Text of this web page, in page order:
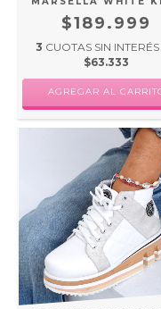
$189.999
3 CUOTAS SIN
$63.333
AGREGAR AL